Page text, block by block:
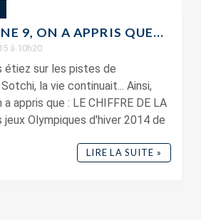
9, ON A APPRIS QUE…
à 10h20
étiez sur les pistes de
la vie continuait... Ainsi,
appris que : LE CHIFFRE DE LA
jeux Olympiques d'hiver 2014 de
LIRE LA SUITE »